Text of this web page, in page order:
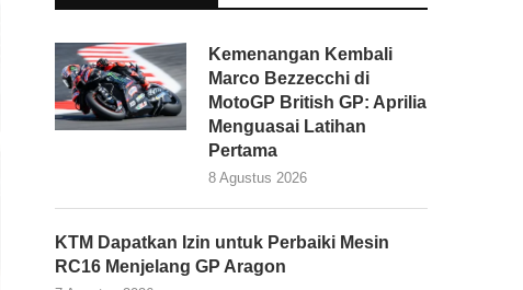
Kemenangan Kembali
Marco Bezzecchi di
MotoGP British GP: Aprilia
Menguasai Latihan
Pertama
8 Agustus 2026
KTM Dapatkan Izin untuk Perbaiki Mesin
RC16 Menjelang GP Aragon